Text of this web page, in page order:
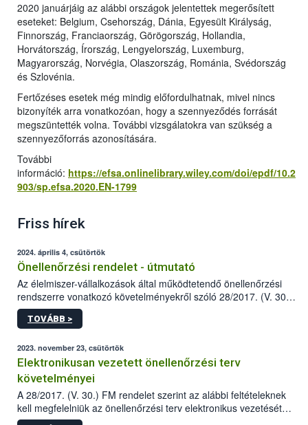
2020 januárjáig az alábbi országok jelentettek megerősített
eseteket: Belgium, Csehország, Dánia, Egyesült Királyság,
Finnország, Franciaország, Görögország, Hollandia,
Horvátország, Írország, Lengyelország, Luxemburg,
Magyarország, Norvégia, Olaszország, Románia, Svédország
és Szlovénia.
Fertőzéses esetek még mindig előfordulhatnak, mivel nincs
bizonyíték arra vonatkozóan, hogy a szennyeződés forrását
megszüntették volna. További vizsgálatokra van szükség a
szennyezőforrás azonosítására.
További
információ: https://efsa.onlinelibrary.wiley.com/doi/epdf/10.2
903/sp.efsa.2020.EN-1799
Friss hírek
2024. április 4, csütörtök
Önellenőrzési rendelet - útmutató
Az élelmiszer-vállalkozások által működtetendő önellenőrzési
rendszerre vonatkozó követelményekről szóló 28/2017. (V. 30.)
FM rendelet (a továbbiakban: rendelet) 2023 novemberi
módosítása komoly változást jelent a közép- és
TOVÁBB >
2023. november 23, csütörtök
Elektronikusan vezetett önellenőrzési terv
követelményei
A 28/2017. (V. 30.) FM rendelet szerint az alábbi feltételeknek
kell megfelelniük az önellenőrzési terv elektronikus vezetését
biztosító informatikai rendszereknek.